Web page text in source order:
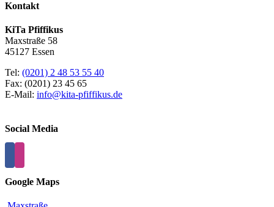
Kontakt
KiTa Pfiffikus
Maxstraße 58
45127 Essen
Tel: (0201) 2 48 53 55 40
Fax: (0201) 23 45 65
E-Mail: info@kita-pfiffikus.de
Social Media
Google Maps